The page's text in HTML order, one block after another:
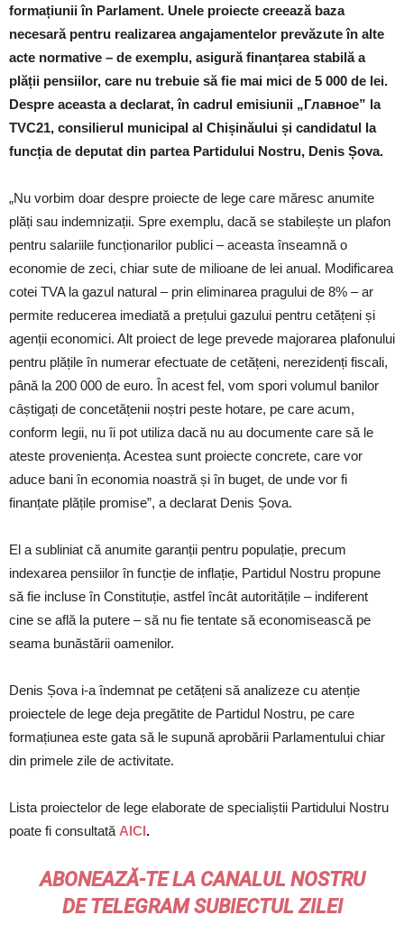
formațiunii în Parlament. Unele proiecte creează baza
necesară pentru realizarea angajamentelor prevăzute în alte
acte normative – de exemplu, asigură finanțarea stabilă a
plății pensiilor, care nu trebuie să fie mai mici de 5 000 de lei.
Despre aceasta a declarat, în cadrul emisiunii „Главное” la
TVC21, consilierul municipal al Chișinăului și candidatul la
funcția de deputat din partea Partidului Nostru, Denis Șova.
„Nu vorbim doar despre proiecte de lege care măresc anumite
plăți sau indemnizații. Spre exemplu, dacă se stabilește un plafon
pentru salariile funcționarilor publici – aceasta înseamnă o
economie de zeci, chiar sute de milioane de lei anual. Modificarea
cotei TVA la gazul natural – prin eliminarea pragului de 8% – ar
permite reducerea imediată a prețului gazului pentru cetățeni și
agenții economici. Alt proiect de lege prevede majorarea plafonului
pentru plățile în numerar efectuate de cetățeni, nerezidenți fiscali,
până la 200 000 de euro. În acest fel, vom spori volumul banilor
câștigați de concetățenii noștri peste hotare, pe care acum,
conform legii, nu îi pot utiliza dacă nu au documente care să le
ateste proveniența. Acestea sunt proiecte concrete, care vor
aduce bani în economia noastră și în buget, de unde vor fi
finanțate plățile promise”, a declarat Denis Șova.
El a subliniat că anumite garanții pentru populație, precum
indexarea pensiilor în funcție de inflație, Partidul Nostru propune
să fie incluse în Constituție, astfel încât autoritățile – indiferent
cine se află la putere – să nu fie tentate să economisească pe
seama bunăstării oamenilor.
Denis Șova i-a îndemnat pe cetățeni să analizeze cu atenție
proiectele de lege deja pregătite de Partidul Nostru, pe care
formațiunea este gata să le supună aprobării Parlamentului chiar
din primele zile de activitate.
Lista proiectelor de lege elaborate de specialiștii Partidului Nostru
poate fi consultată AICI.
ABONEAZĂ-TE LA CANALUL NOSTRU
DETELEGRAMSUBIECTUL ZILEI